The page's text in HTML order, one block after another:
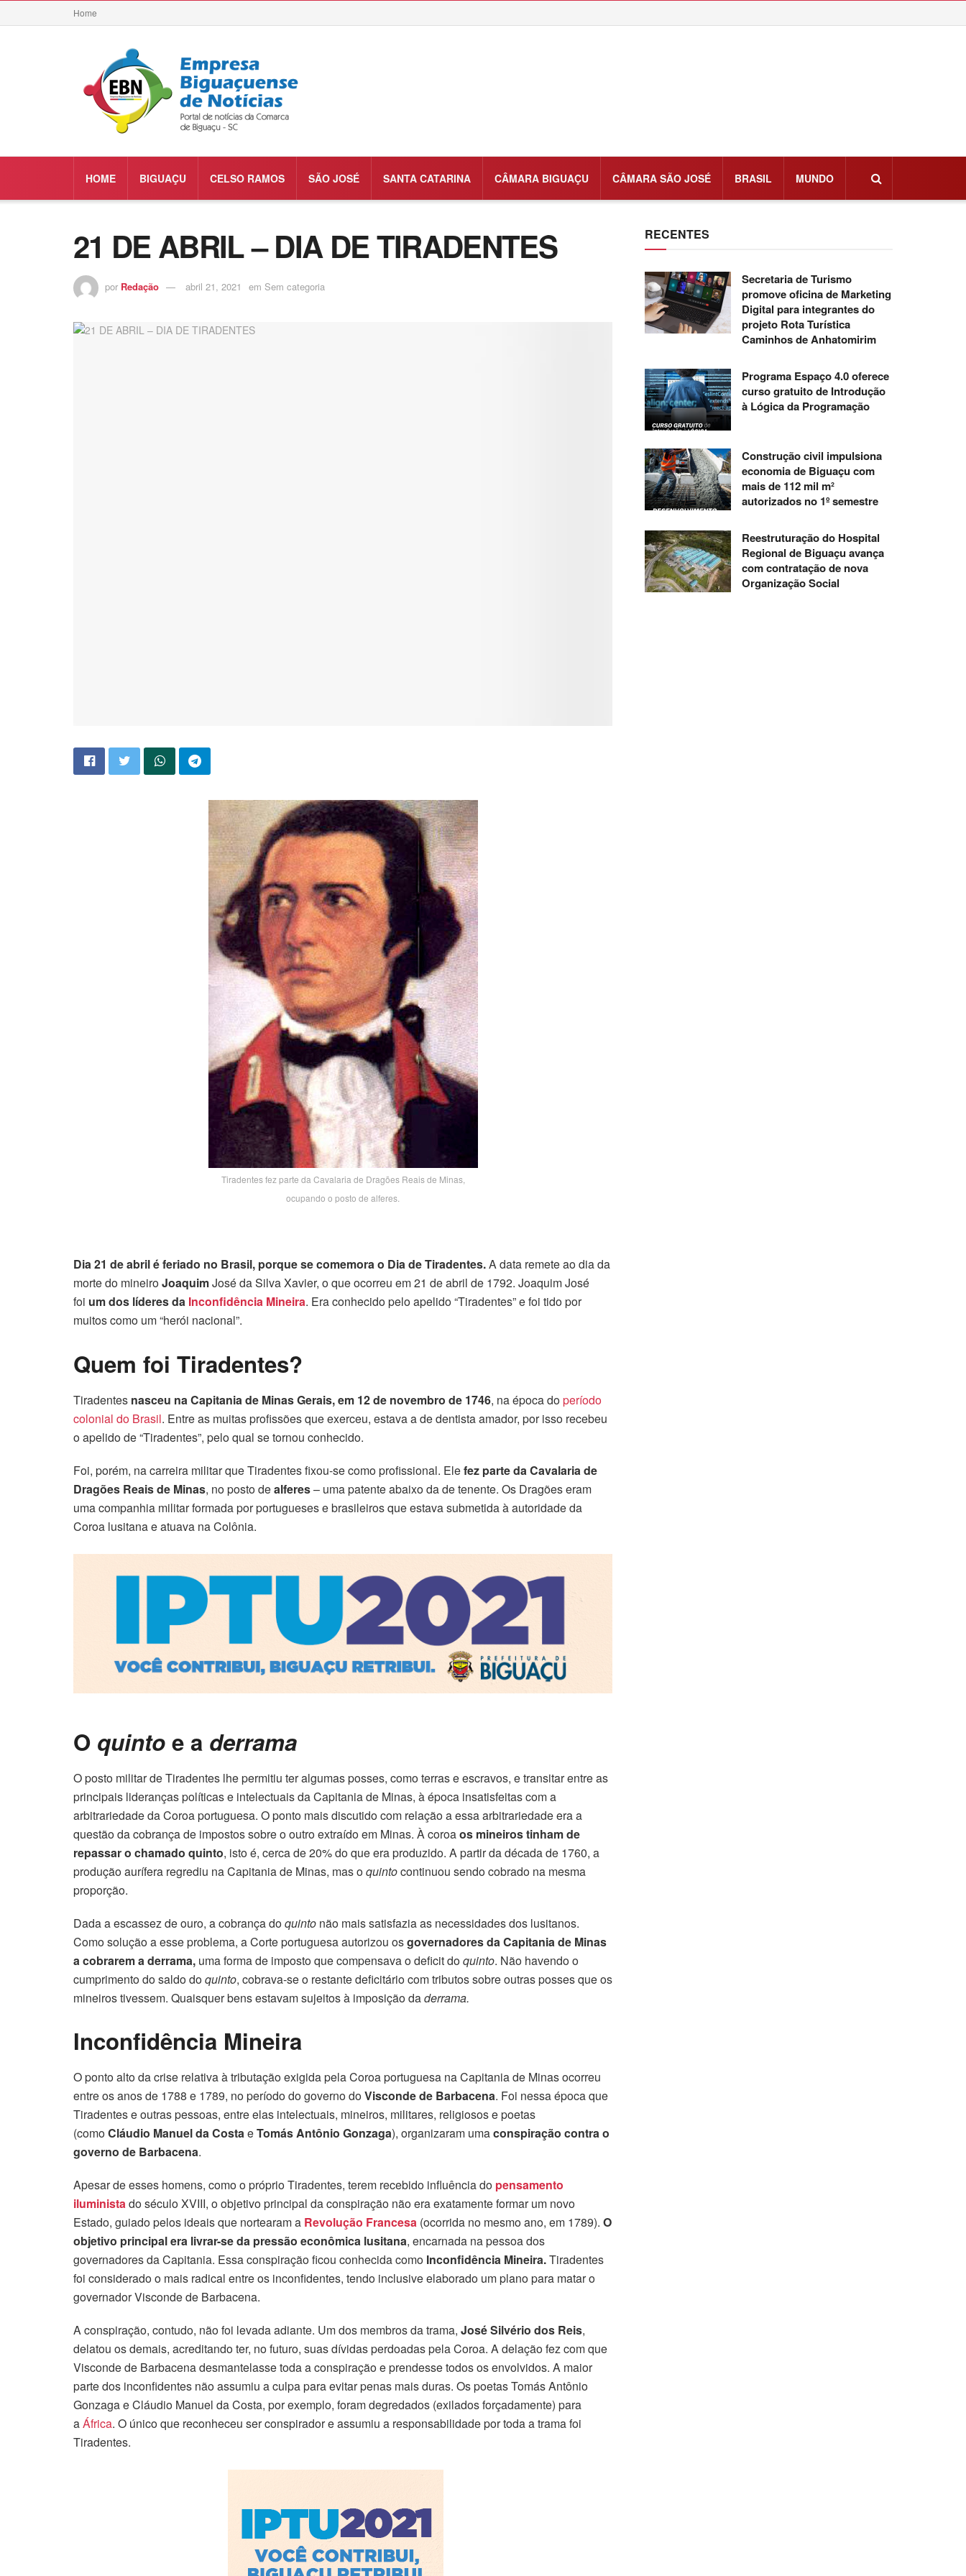
Home
HOME BIGUAÇU CELSO RAMOS SÃO JOSÉ SANTA CATARINA CÂMARA BIGUAÇU CÂMARA SÃO JOSÉ BRASIL MUNDO
21 DE ABRIL – DIA DE TIRADENTES
por Redação abril 21, 2021 em Sem categoria
Tiradentes fez parte da Cavalaria de Dragões Reais de Minas,
ocupando o posto de alferes.
Dia 21 de abril é feriado no Brasil, porque se comemora o Dia de Tiradentes.A data remete ao dia da
morte do mineiroJoaquimJosé da Silva Xavier, o que ocorreu em 21 de abril de 1792. Joaquim José
foi um dos líderes da Inconfidência Mineira. Era conhecido pelo apelido “Tiradentes” e foi tido por
muitos como um “herói nacional”.
Quem foi Tiradentes?
Tiradentes nasceu na Capitania de Minas Gerais, em 12 de novembro de 1746, na época doperíodo
colonial do Brasil. Entre as muitas profissões que exerceu, estava a de dentista amador, por isso recebeu
o apelido de “Tiradentes”, pelo qual se tornou conhecido.
Foi, porém, na carreira militar que Tiradentes fixou-se como profissional. Elefez parte da Cavalaria de
Dragões Reais de Minas, no posto dealferes– uma patente abaixo da de tenente. Os Dragões eram
uma companhia militar formada por portugueses e brasileiros que estava submetida à autoridade da
Coroa lusitana e atuava na Colônia.
O quinto e a derrama
O posto militar de Tiradentes lhe permitiu ter algumas posses, como terras e escravos, e transitar entre as
principais lideranças políticas e intelectuais da Capitania de Minas, à época insatisfeitas com a
arbitrariedade da Coroa portuguesa. O ponto mais discutido com relação a essa arbitrariedade era a
questão da cobrança de impostos sobre o outro extraído em Minas. À coroaos mineiros tinham de
repassar o chamado quinto, isto é, cerca de 20% do que era produzido. A partir da década de 1760, a
produção aurífera regrediu na Capitania de Minas, mas oquintocontinuou sendo cobrado na mesma
proporção.
Dada a escassez de ouro, a cobrança doquinto não mais satisfazia as necessidades dos lusitanos.
Como solução a esse problema, a Corte portuguesa autorizou osgovernadores da Capitania de Minas
a cobrarem a derrama, uma forma de imposto que compensava o deficit doquinto. Não havendo o
cumprimento do saldo doquinto, cobrava-se o restante deficitário com tributos sobre outras posses que os
mineiros tivessem. Quaisquer bens estavam sujeitos à imposição daderrama.
Inconfidência Mineira
O ponto alto da crise relativa à tributação exigida pela Coroa portuguesa na Capitania de Minas ocorreu
entre os anos de 1788 e 1789, no período do governo doVisconde de Barbacena. Foi nessa época que
Tiradentes e outras pessoas, entre elas intelectuais, mineiros, militares, religiosos e poetas
(comoCláudio Manuel da CostaeTomás Antônio Gonzaga), organizaram umaconspiração contra o
governo de Barbacena.
Apesar de esses homens, como o próprio Tiradentes, terem recebido influência do pensamento
iluministado século XVIII, o objetivo principal da conspiração não era exatamente formar um novo
Estado, guiado pelos ideais que nortearam a Revolução Francesa (ocorrida no mesmo ano, em 1789). O
objetivo principal era livrar-se da pressão econômica lusitana, encarnada na pessoa dos
governadores da Capitania. Essa conspiração ficou conhecida como Inconfidência Mineira.Tiradentes
foi considerado o mais radical entre os inconfidentes, tendo inclusive elaborado um plano para matar o
governador Visconde de Barbacena.
A conspiração, contudo, não foi levada adiante. Um dos membros da trama, José Silvério dos Reis,
delatou os demais, acreditando ter, no futuro, suas dívidas perdoadas pela Coroa. A delação fez com que
Visconde de Barbacena desmantelasse toda a conspiração e prendesse todos os envolvidos. A maior
parte dos inconfidentes não assumiu a culpa para evitar penas mais duras. Os poetas Tomás Antônio
Gonzaga e Cláudio Manuel da Costa, por exemplo, foram degredados (exilados forçadamente) para
aÁfrica. O único que reconheceu ser conspirador e assumiu a responsabilidade por toda a trama foi
Tiradentes.
RECENTES
Secretaria de Turismo
promove oficina de Marketing
Digital para integrantes do
projeto Rota Turística
Caminhos de Anhatomirim
Programa Espaço 4.0 oferece
curso gratuito de Introdução
à Lógica da Programação
Construção civil impulsiona
economia de Biguaçu com
mais de 112 mil m²
autorizados no 1º semestre
Reestruturação do Hospital
Regional de Biguaçu avança
com contratação de nova
Organização Social